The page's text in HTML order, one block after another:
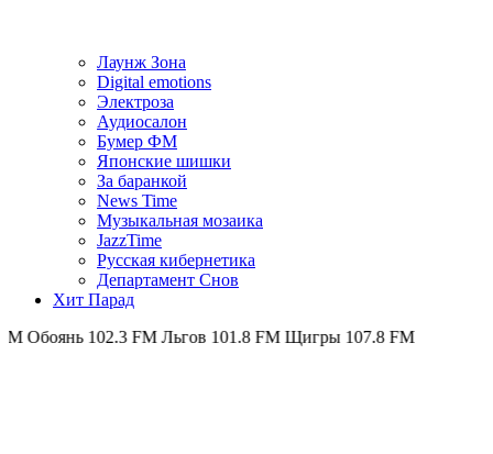
Лаунж Зона
Digital emotions
Электроза
Аудиосалон
Бумер ФМ
Японскиe шишки
За баранкой
News Time
Музыкальная мозаика
JazzTime
Русская кибернетика
Департамент Снов
Хит Парад
FM Льгов 101.8 FM Щигры 107.8 FM